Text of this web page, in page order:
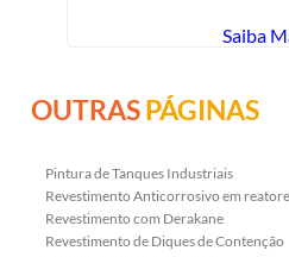
Saiba
OUTRASPÁGINAS
Pintura de Tanques Industriais
Revestimento Anticorrosivo em
Revestimento com Derakane
Revestimento de Diques de Contenção